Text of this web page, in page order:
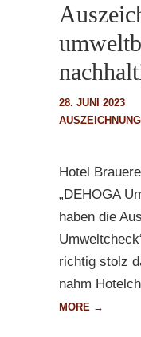
28. JUNI 2023
Hotel
„DEHOGA
haben die
richtig stolz
nahm
MORE →